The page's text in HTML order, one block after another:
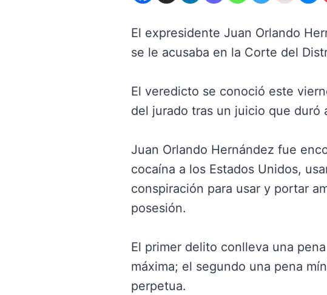
El expresidente Juan Orlando
se le acusaba en la Corte del
El veredicto se conoció este
del jurado tras un juicio que duró
Juan Orlando Hernández fue
cocaína a los Estados Unidos,
conspiración para usar y portar
posesión.
El primer delito conlleva una
máxima; el segundo una pena
perpetua.